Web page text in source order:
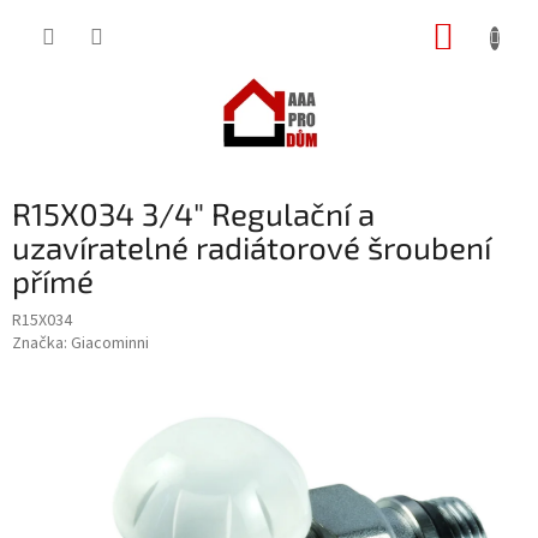
R15X034 3/4" Regulační a
uzavíratelné radiátorové šroubení
přímé
R15X034
Značka: Giacominni